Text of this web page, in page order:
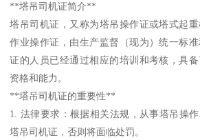
**塔吊司机证简介**
塔吊司机证，又称为塔吊操作证或塔式起
作业操作证，由生产监督（现为）统一标
证的人员已经通过相应的培训和考核，具
资格和能力。
**塔吊司机证的重要性**
1. 法律要求：根据相关法规，从事塔吊操
塔吊司机证，否则将面临处罚。